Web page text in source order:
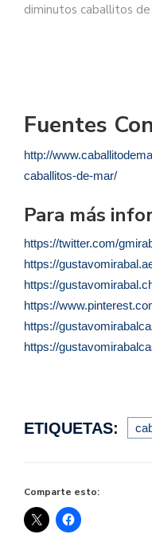
diminutos caballitos de
Fuentes
http://
caballitos-de-mar/
Para más
https://twitter.com/
https://
https://
https://
https://
https://
ETIQUETAS:
Comparte esto: